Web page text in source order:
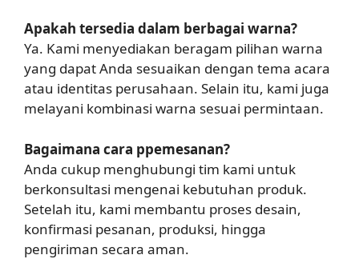
Apakah tersedia dalam berbagai warna?
Ya. Kami menyediakan beragam pilihan warna
yang dapat Anda sesuaikan dengan tema acara
atau identitas perusahaan. Selain itu, kami juga
melayani kombinasi warna sesuai permintaan.
Bagaimana cara ppemesanan?
Anda cukup menghubungi tim kami untuk
berkonsultasi mengenai kebutuhan produk.
Setelah itu, kami membantu proses desain,
konfirmasi pesanan, produksi, hingga
pengiriman secara aman.